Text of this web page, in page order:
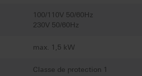
100/110V 50/60Hz
230V 50/60Hz
max. 1,5 kW
Classe de protection 1